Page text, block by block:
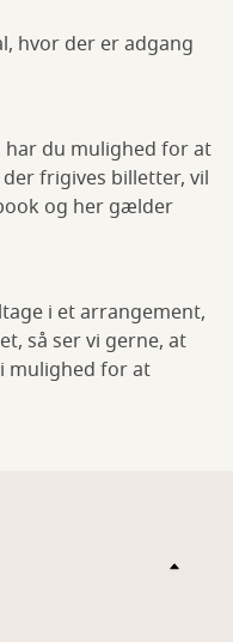
hvor der er adgang
du mulighed for at
frigives billetter, vil
og her gælder
i et arrangement,
så ser vi gerne, at
mulighed for at